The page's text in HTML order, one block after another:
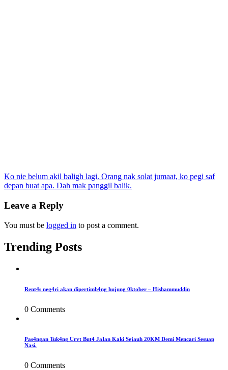
Post
navigation
Ko nie belum akil baligh lagi. Orang nak solat jumaat, ko pegi saf
depan buat apa. Dah mak panggil balik.
Leave a Reply
You must be logged in to post a comment.
Trending Posts
Rent4s neg4ri akan dipertimb4ng hujung 0ktober – Hishammuddin
0 Comments
Pas4ngan Tuk4ng Urvt But4 JaIan Kaki Sejauh 20KM Demi Mencari Sesuap
Nasi.
0 Comments